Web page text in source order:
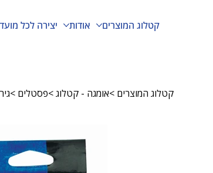
קטלוג המוצרים אודות יצירה לכל מועד
קטלוג המוצרים >אומגה - קטלוג>פסטלים >